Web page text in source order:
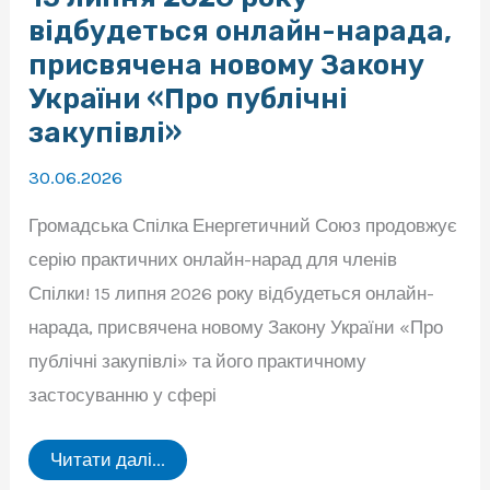
відбудеться онлайн-нарада,
присвячена новому Закону
України «Про публічні
закупівлі»
30.06.2026
Громадська Спілка Енергетичний Союз продовжує
серію практичних онлайн-нарад для членів
Спілки! 15 липня 2026 року відбудеться онлайн-
нарада, присвячена новому Закону України «Про
публічні закупівлі» та його практичному
застосуванню у сфері
15
липня
Читати далі...